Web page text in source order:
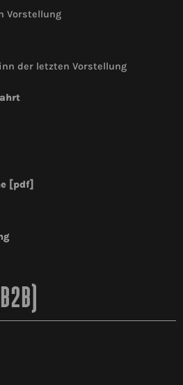
Vorstellung
der letzten Vorstellung
[pdf]